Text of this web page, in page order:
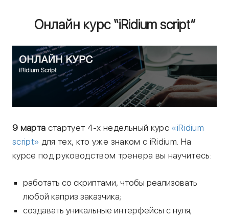
Онлайн курс “iRidium script”
9 марта стартует 4-х недельный курс «iRidium
script» для тех, кто уже знаком с iRidium. На
курсе под руководством тренера вы научитесь:
работать со скриптами, чтобы реализовать
любой каприз заказчика;
создавать уникальные интерфейсы с нуля;